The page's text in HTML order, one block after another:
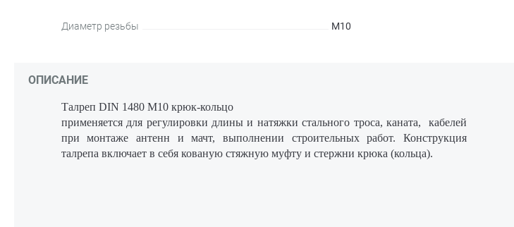
Диаметр резьбы М10
ОПИСАНИЕ
Талреп DIN 1480 М10 крюк-кольцо
применяется для регулировки длины и натяжки стального троса, каната, кабелей
при монтаже антенн и мачт, выполнении строительных работ. Конструкция
талрепа включает в себя кованую стяжную муфту и стержни крюка (кольца).